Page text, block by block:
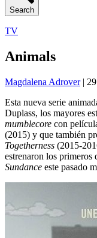
Search
TV
Animals
Magdalena Adrover| 29
Esta nueva serie
Duplass, los mayores
mumblecore con
(2015) y que también
Togetherness (2015-
estrenaron los primeros
Sundance este pasado